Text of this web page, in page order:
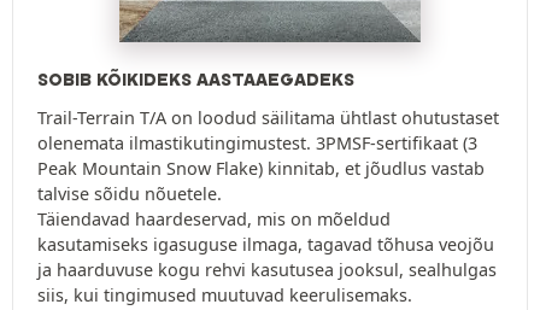
SOBIB KÕIKIDEKS AASTAAEGADEKS
Trail-Terrain T/A on loodud säilitama ühtlast ohutustaset
olenemata ilmastikutingimustest. 3PMSF-sertifikaat (3
Peak Mountain Snow Flake) kinnitab, et jõudlus vastab
talvise sõidu nõuetele.
Täiendavad haardeservad, mis on mõeldud
kasutamiseks igasuguse ilmaga, tagavad tõhusa veojõu
ja haarduvuse kogu rehvi kasutusea jooksul, sealhulgas
siis, kui tingimused muutuvad keerulisemaks.